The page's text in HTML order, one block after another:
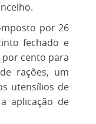
por 26
fechado e
cento para
rações, um
utensílios de
aplicação de